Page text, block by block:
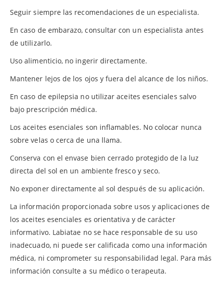
Seguir siempre las recomendaciones de un especialista.
En caso de embarazo, consultar con un especialista antes
de utilizarlo.
Uso alimenticio, no ingerir directamente.
Mantener lejos de los ojos y fuera del alcance de los niños.
En caso de epilepsia no utilizar aceites esenciales salvo
bajo prescripción médica.
Los aceites esenciales son inflamables. No colocar nunca
sobre velas o cerca de una llama.
Conserva con el envase bien cerrado protegido de la luz
directa del sol en un ambiente fresco y seco.
No exponer directamente al sol después de su aplicación.
La información proporcionada sobre usos y aplicaciones de
los aceites esenciales es orientativa y de carácter
informativo. Labiatae no se hace responsable de su uso
inadecuado, ni puede ser calificada como una información
médica, ni comprometer su responsabilidad legal. Para más
información consulte a su médico o terapeuta.